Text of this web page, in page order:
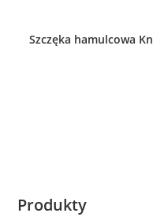
Szczęka hamulcowa
Produkty